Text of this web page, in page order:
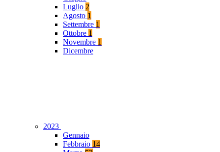
Luglio 2
Agosto 1
Settembre 1
Ottobre 1
Novembre 1
Dicembre
2023
Gennaio
Febbraio 14